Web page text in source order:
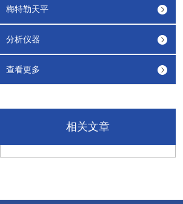
梅特勒天平
分析仪器
查看更多
相关文章